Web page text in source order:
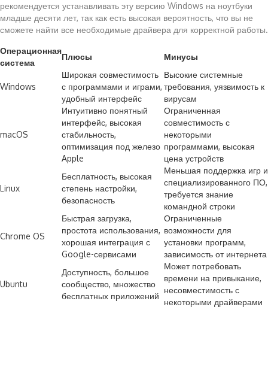
рекомендуется устанавливать эту версию Windows на ноутбуки
младше десяти лет, так как есть высокая вероятность, что вы не
сможете найти все необходимые драйвера для корректной работы.
Операционная
система
Плюсы Минусы
Windows
Широкая совместимость
с программами и играми,
удобный интерфейс
Высокие системные
требования, уязвимость к
вирусам
macOS
Интуитивно понятный
интерфейс, высокая
стабильность,
оптимизация под железо
Apple
Ограниченная
совместимость с
некоторыми
программами, высокая
цена устройств
Linux
Бесплатность, высокая
степень настройки,
безопасность
Меньшая поддержка игр и
специализированного ПО,
требуется знание
командной строки
Chrome OS
Быстрая загрузка,
простота использования,
хорошая интеграция с
Google-сервисами
Ограниченные
возможности для
установки программ,
зависимость от интернета
Ubuntu
Доступность, большое
сообщество, множество
бесплатных приложений
Может потребовать
времени на привыкание,
несовместимость с
некоторыми драйверами